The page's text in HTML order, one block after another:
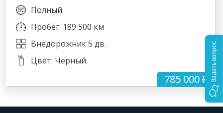
785 000 ₽
Полный
Пробег: 189 500 км
Внедорожник 5 дв.
Цвет: Черный
Задать вопрос